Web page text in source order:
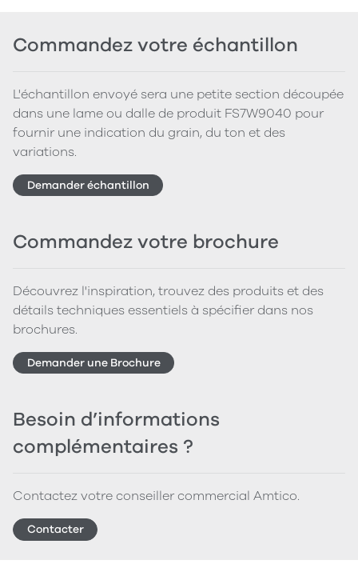
Commandez votre échantillon
L'échantillon envoyé sera une petite section découpée
dans une lame ou dalle de produit FS7W9040 pour
fournir une indication du grain, du ton et des
variations.
Demander échantillon
Commandez votre brochure
Découvrez l'inspiration, trouvez des produits et des
détails techniques essentiels à spécifier dans nos
brochures.
Demander une Brochure
Besoin d’informations
complémentaires ?
Contactez votre conseiller commercial Amtico.
Contacter